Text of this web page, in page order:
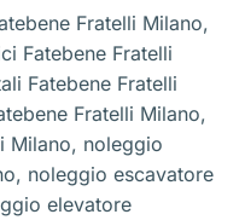
Fratelli Milano,
Fatebene Fratelli
Fatebene Fratelli
Fratelli Milano,
Milano, noleggio
, noleggio escavatore
elevatore